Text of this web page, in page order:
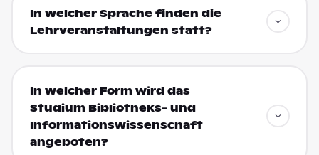
In welcher Sprache finden die
Lehrveranstaltungen statt?
In welcher Form wird das
Studium Bibliotheks- und
Informationswissenschaft
angeboten?